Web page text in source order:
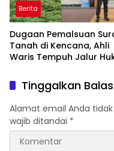
Berita
Dugaan Pemalsuan
Tanah di Kencana, Ahli
Waris Tempuh Jalur
Tinggalkan
Alamat email Anda
wajib ditandai *